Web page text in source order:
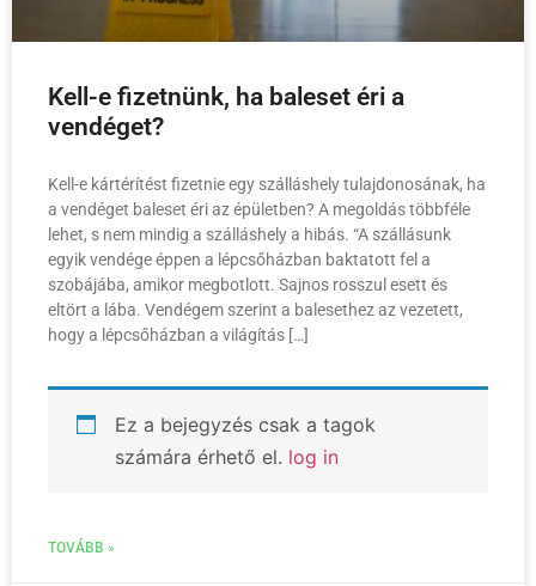
Kell-e fizetnünk, ha baleset éri a
vendéget?
Kell-e kártérítést fizetnie egy szálláshely tulajdonosának, ha
a vendéget baleset éri az épületben? A megoldás többféle
lehet, s nem mindig a szálláshely a hibás. “A szállásunk
egyik vendége éppen a lépcsőházban baktatott fel a
szobájába, amikor megbotlott. Sajnos rosszul esett és
eltört a lába. Vendégem szerint a balesethez az vezetett,
hogy a lépcsőházban a világítás […]
Ez a bejegyzés csak a tagok
számára érhető el. log in
TOVÁBB »